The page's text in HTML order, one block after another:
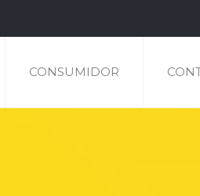
CONSUMIDOR